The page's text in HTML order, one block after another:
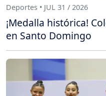
Deportes • JUL 31 / 2026
¡Medalla histórica!
en Santo Domingo